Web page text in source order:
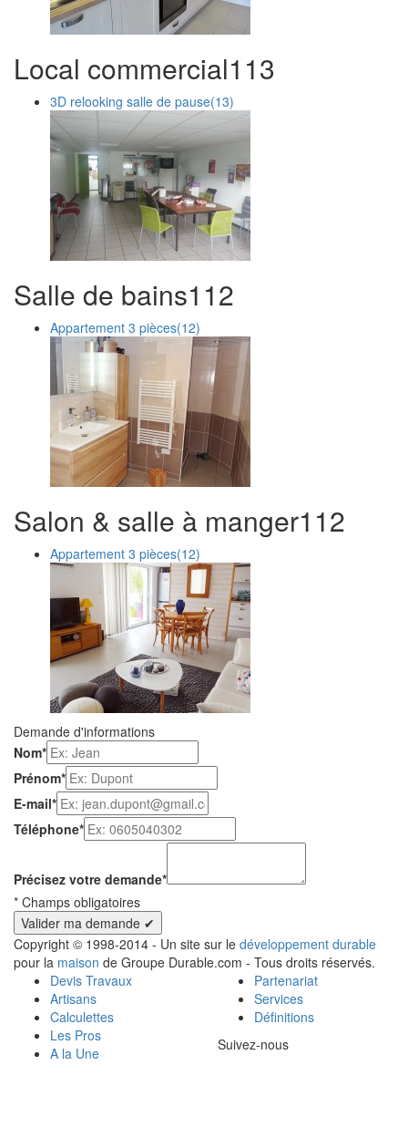
Local commercial1 13
3D relooking salle de pause(13)
Salle de bains1 12
Appartement 3 pièces(12)
Salon & salle à manger1 12
Appartement 3 pièces(12)
Demande d'informations
Nom*
Prénom*
E-mail*
Téléphone*
Précisez votre demande*
* Champs obligatoires
Copyright © 1998-2014 - Un site sur le développement durable
pour la maison de Groupe Durable.com - Tous droits réservés.
Devis Travaux
Artisans
Calculettes
Les Pros
A la Une
Partenariat
Services
Définitions
Suivez-nous